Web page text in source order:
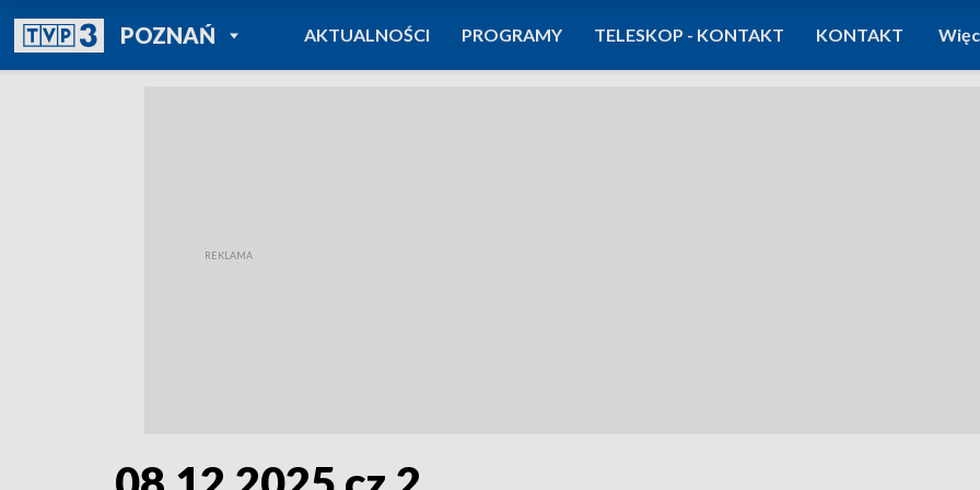
POZNAŃPOWRÓT DO
TVP REGIONY
AKTUALNOŚCI PROGRAMY TELESKOP - KONTAKT KONTAKT